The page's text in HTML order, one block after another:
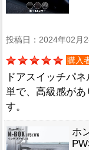
投稿日：2024年02月
購入
ドアスイッチパ
単で、高級感があ
す。
ホ